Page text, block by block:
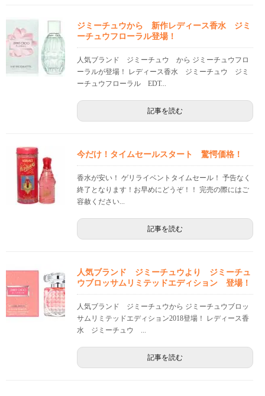
ジミーチュウから 新作レディース香水 ジミ
ーチュウフローラル登場！
人気ブランド ジミーチュウ から ジミーチュウフロ
ーラルが登場！ レディース香水 ジミーチュウ ジミ
ーチュウフローラル EDT...
記事を読む
今だけ！タイムセールスタート 驚愕価格！
香水が安い！ ゲリライベントタイムセール！ 予告なく
終了となります！お早めにどうぞ！！ 完売の際にはご
容赦ください...
記事を読む
人気ブランド ジミーチュウより ジミーチュ
ウブロッサムリミテッドエディション 登場！
人気ブランド ジミーチュウから ジミーチュウブロッ
サムリミテッドエディション2018登場！ レディース香
水 ジミーチュウ ...
記事を読む